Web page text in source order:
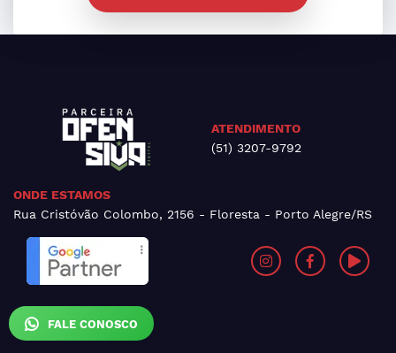
FALE CONOSCO
ATENDIMENTO
(51) 3207-9792
ONDE ESTAMOS
Rua Cristóvão Colombo, 2156 - Floresta - Porto Alegre/RS